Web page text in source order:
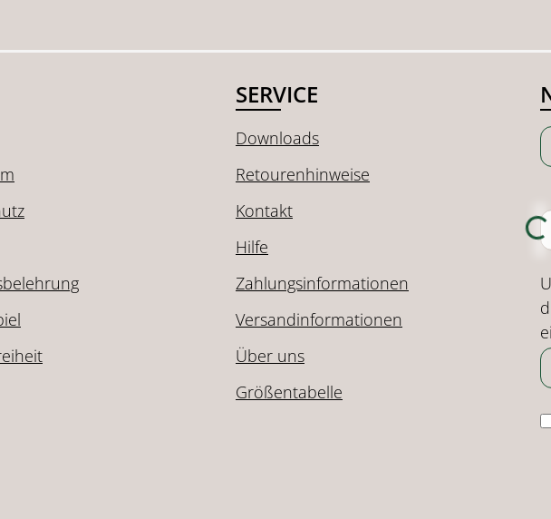
SERVICE
Downloads
Retourenhinweise
Kontakt
Hilfe
Zahlungsinformationen
Versandinformationen
Über uns
Größentabelle